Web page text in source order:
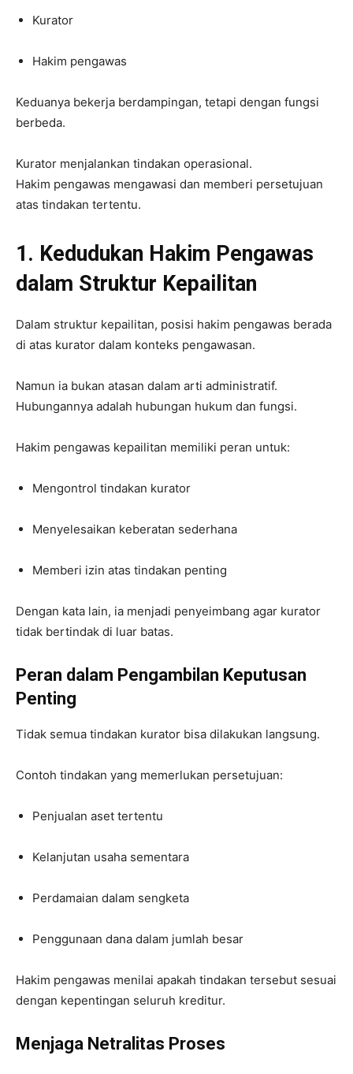
Kurator
Hakim pengawas
Keduanya bekerja berdampingan, tetapi dengan fungsi
berbeda.
Kurator menjalankan tindakan operasional.
Hakim pengawas mengawasi dan memberi persetujuan
atas tindakan tertentu.
1. Kedudukan Hakim Pengawas
dalam Struktur Kepailitan
Dalam struktur kepailitan, posisi hakim pengawas berada
di atas kurator dalam konteks pengawasan.
Namun ia bukan atasan dalam arti administratif.
Hubungannya adalah hubungan hukum dan fungsi.
Hakim pengawas kepailitan memiliki peran untuk:
Mengontrol tindakan kurator
Menyelesaikan keberatan sederhana
Memberi izin atas tindakan penting
Dengan kata lain, ia menjadi penyeimbang agar kurator
tidak bertindak di luar batas.
Peran dalam Pengambilan Keputusan
Penting
Tidak semua tindakan kurator bisa dilakukan langsung.
Contoh tindakan yang memerlukan persetujuan:
Penjualan aset tertentu
Kelanjutan usaha sementara
Perdamaian dalam sengketa
Penggunaan dana dalam jumlah besar
Hakim pengawas menilai apakah tindakan tersebut sesuai
dengan kepentingan seluruh kreditur.
Menjaga Netralitas Proses